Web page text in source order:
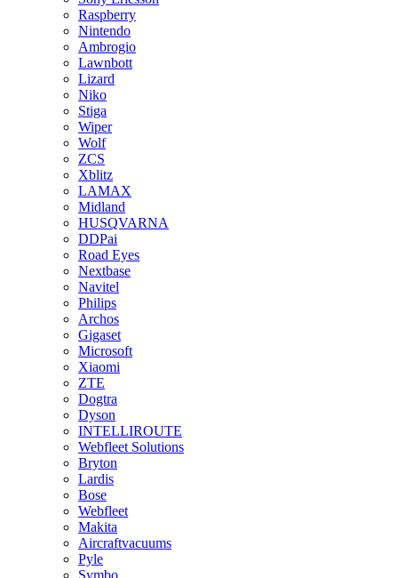
Raspberry
Nintendo
Ambrogio
Lawnbott
Lizard
Niko
Stiga
Wiper
Wolf
ZCS
Xblitz
LAMAX
Midland
HUSQVARNA
DDPai
Road Eyes
Nextbase
Navitel
Philips
Archos
Gigaset
Microsoft
Xiaomi
ZTE
Dogtra
Dyson
INTELLIROUTE
Webfleet Solutions
Bryton
Lardis
Bose
Webfleet
Makita
Aircraftvacuums
Pyle
Symbo